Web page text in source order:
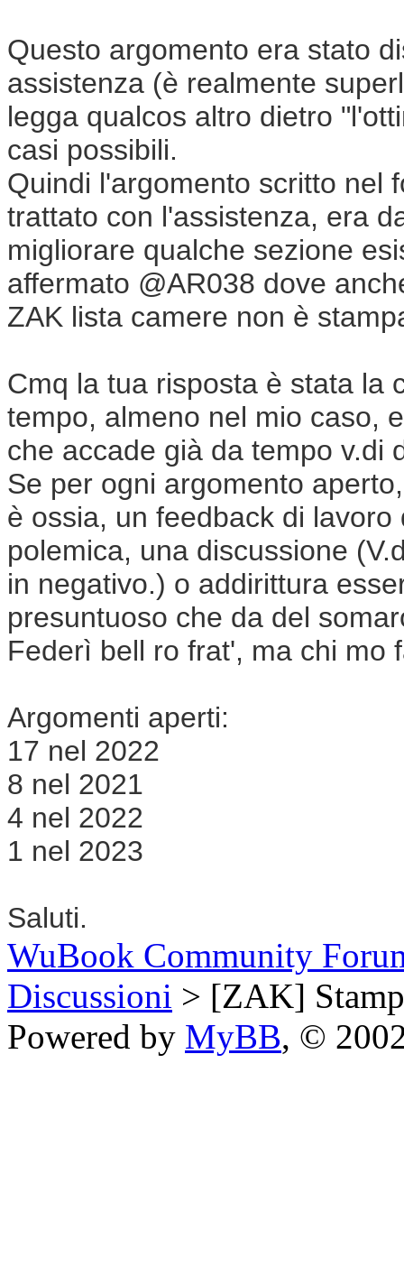
Questo argomento era stato
assistenza (è realmente
legga qualcos altro dietro
casi possibili.
Quindi l'argomento scritto nel
trattato con l'assistenza, era
migliorare qualche sezione
affermato @AR038 dove
ZAK lista camere non è
Cmq la tua risposta è stata la
tempo, almeno nel mio caso,
che accade già da tempo v.di
Se per ogni argomento
è ossia, un feedback di
polemica, una discussione (
in negativo.) o addirittura
presuntuoso che da del
Federì bell ro frat', ma chi mo
Argomenti aperti:
17 nel 2022
8 nel 2021
4 nel 2022
1 nel 2023
Saluti.
WuBook Community
Discussioni > [ZAK]
Powered by MyBB, ©